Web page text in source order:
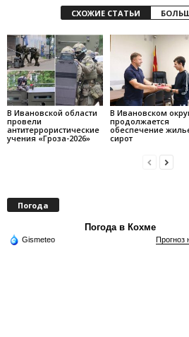
СХОЖИЕ СТАТЬИ
В Ивановской области
провели
антитеррористические
учения «Гроза-2026»
В Ивановском
продолжается
обеспечение
сирот
Погода
Погода в Кохме
Gismeteo Прогноз